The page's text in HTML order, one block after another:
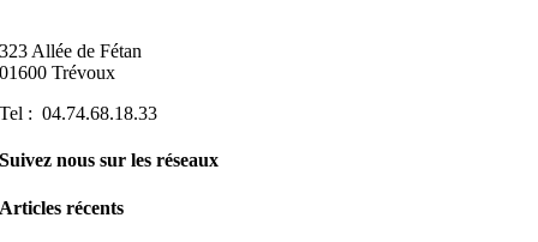
323 Allée de Fétan
01600 Trévoux
Tel : 04.74.68.18.33
Suivez nous sur les réseaux
Articles récents